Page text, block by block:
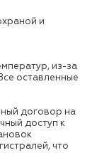
и
из-за
оставленные
договор на
доступ к
что